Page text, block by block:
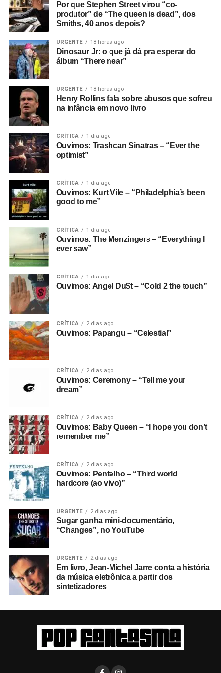
Por que Stephen Street virou “co-
produtor” de “The queen is dead”, dos
Smiths, 40 anos depois?
URGENTE 18 horas ago
Dinosaur Jr: o que já dá pra esperar do
álbum “There near”
URGENTE 18 horas ago
Henry Rollins fala sobre abusos que sofreu
na infância em novo livro
CRÍTICA 1 dia ago
Ouvimos: Trashcan Sinatras – “Ever the
optimist”
CRÍTICA 1 dia ago
Ouvimos: Kurt Vile – “Philadelphia’s been
good to me”
CRÍTICA 1 dia ago
Ouvimos: The Menzingers – “Everything I
ever saw”
CRÍTICA 1 dia ago
Ouvimos: Angel Du$t – “Cold 2 the touch”
CRÍTICA 2 dias ago
Ouvimos: Papangu – “Celestial”
CRÍTICA 2 dias ago
Ouvimos: Ceremony – “Tell me your
dream”
CRÍTICA 2 dias ago
Ouvimos: Baby Queen – “I hope you don’t
remember me”
CRÍTICA 2 dias ago
Ouvimos: Pentelho – “Third world
hardcore (ao vivo)”
URGENTE 2 dias ago
Sugar ganha mini-documentário,
“Changes”, no YouTube
URGENTE 2 dias ago
Em livro, Jean-Michel Jarre conta a história
da música eletrônica a partir dos
sintetizadores